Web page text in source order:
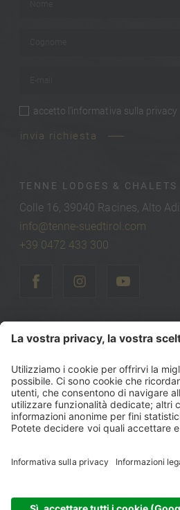
privacy
accetto l’informativa sulla privacy
invia richiesta
TENNE LODGES & CHALETS
Colle 16, 39040 Racines, Alto
info@tenne-suedtirol.com
+39 0472 433 300
© 2026
Tenne Lodges & Chalets
Sitemap
Note legali
Politica sulla